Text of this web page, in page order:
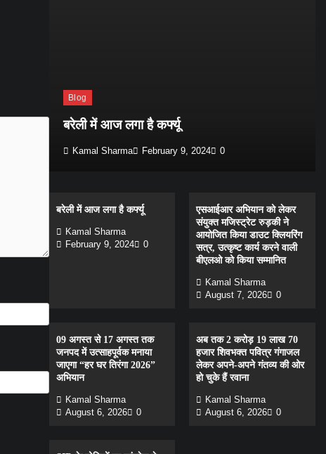
Blog
बरेली में आज लगा है कर्फ्यू
Kamal Sharma February 9, 2024 0
बरेली में आज लगा है कर्फ्यू
Kamal Sharma
February 9, 2024
0
एसआईआर अभियान को लेकर
संयुक्त मजिस्ट्रेट रुड़की ने
आयोजित किया डाउट क्लियरिंग
सत्र, उत्कृष्ट कार्य करने वाली
बीएलओ को किया सम्मानित
Kamal Sharma
August 7, 2026
0
09 अगस्त से 17 अगस्त तक
जनपद में उत्साहपूर्वक मनाया
जाएगा “हर घर तिरंगा 2026”
अभियान
Kamal Sharma
August 6, 2026
0
अब तक 2 करोड़ 19 लाख 70
हजार शिवभक्त पवित्र गंगाजल
लेकर अपने-अपने गंतव्य की ओर
हो चुके हैं रवाना
Kamal Sharma
August 6, 2026
0